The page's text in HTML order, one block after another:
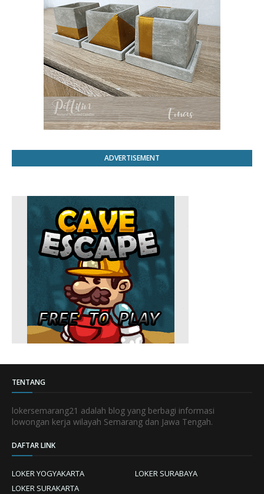
ADVERTISEMENT
TENTANG
lokersemarang21 adalah blog yang berbagi informasi
lowongan kerja wilayah Semarang dan Jawa Tengah.
DAFTAR LINK
LOKER YOGYAKARTA
LOKER SURABAYA
LOKER SURAKARTA